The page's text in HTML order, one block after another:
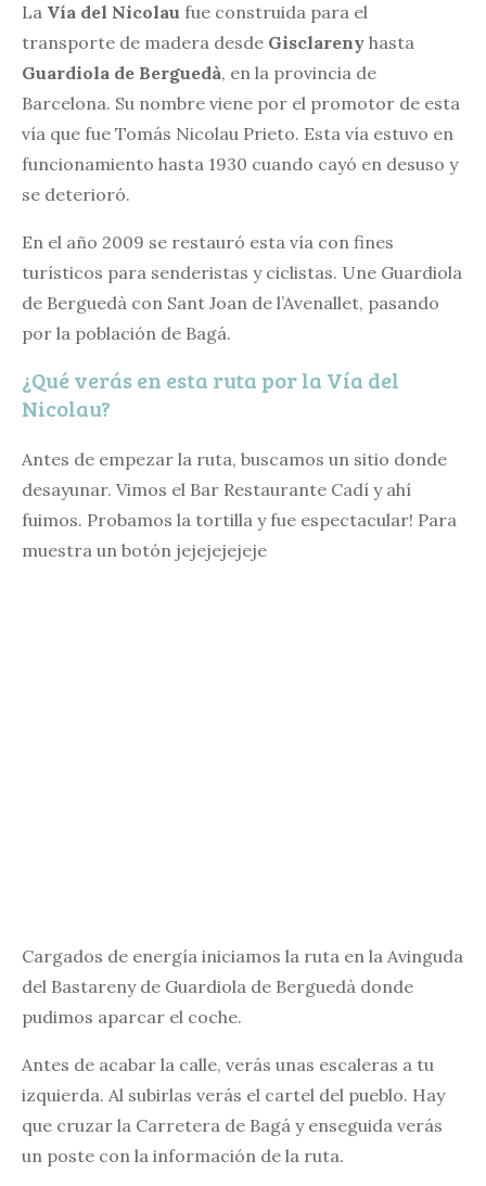
La Vía del Nicolau fue construida para el
transporte de madera desde Gisclareny hasta
Guardiola de Berguedà, en la provincia de
Barcelona. Su nombre viene por el promotor de esta
vía que fue Tomás Nicolau Prieto. Esta vía estuvo en
funcionamiento hasta 1930 cuando cayó en desuso y
se deterioró.
En el año 2009 se restauró esta vía con fines
turísticos para senderistas y ciclistas. Une Guardiola
de Berguedà con Sant Joan de l’Avenallet, pasando
por la población de Bagá.
¿Qué verás en esta ruta por la Vía del
Nicolau?
Antes de empezar la ruta, buscamos un sitio donde
desayunar. Vimos el Bar Restaurante Cadí y ahí
fuimos. Probamos la tortilla y fue espectacular! Para
muestra un botón jejejejejeje
Cargados de energía iniciamos la ruta en la Avinguda
del Bastareny de Guardiola de Berguedà donde
pudimos aparcar el coche.
Antes de acabar la calle, verás unas escaleras a tu
izquierda. Al subirlas verás el cartel del pueblo. Hay
que cruzar la Carretera de Bagá y enseguida verás
un poste con la información de la ruta.